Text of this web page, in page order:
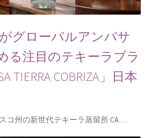
がグローバルアンバサ
る注目のテキーラブラ
TIERRA COBRIZA」日本
コ州の新世代テキーラ蒸留所 CA…